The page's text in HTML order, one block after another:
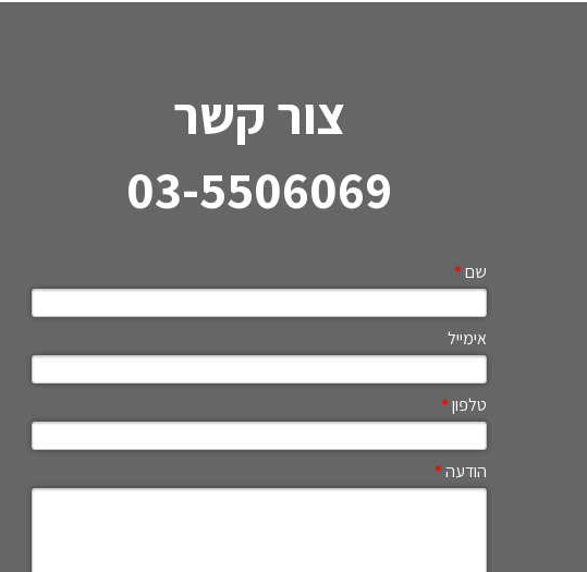
צור קשר
03-5506069
שם*
אימייל
טלפון*
הודעה*